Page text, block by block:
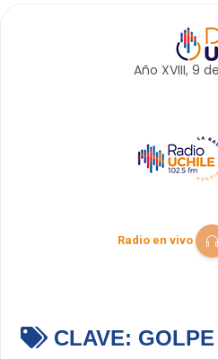
Año XVIII, 9 de
Radio en vivo
CLAVE: